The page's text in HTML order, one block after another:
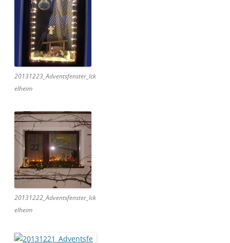
20131223_Adventsfenster_Ick
elheim
20131222_Adventsfenster_Ick
elheim